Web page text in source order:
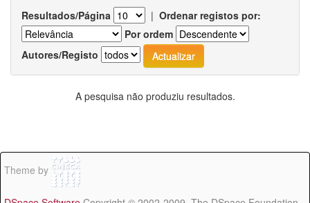
Resultados/Página | Ordenar registos por:
Por ordem
Autores/Registo
A pesquisa não produziu resultados.
Theme by